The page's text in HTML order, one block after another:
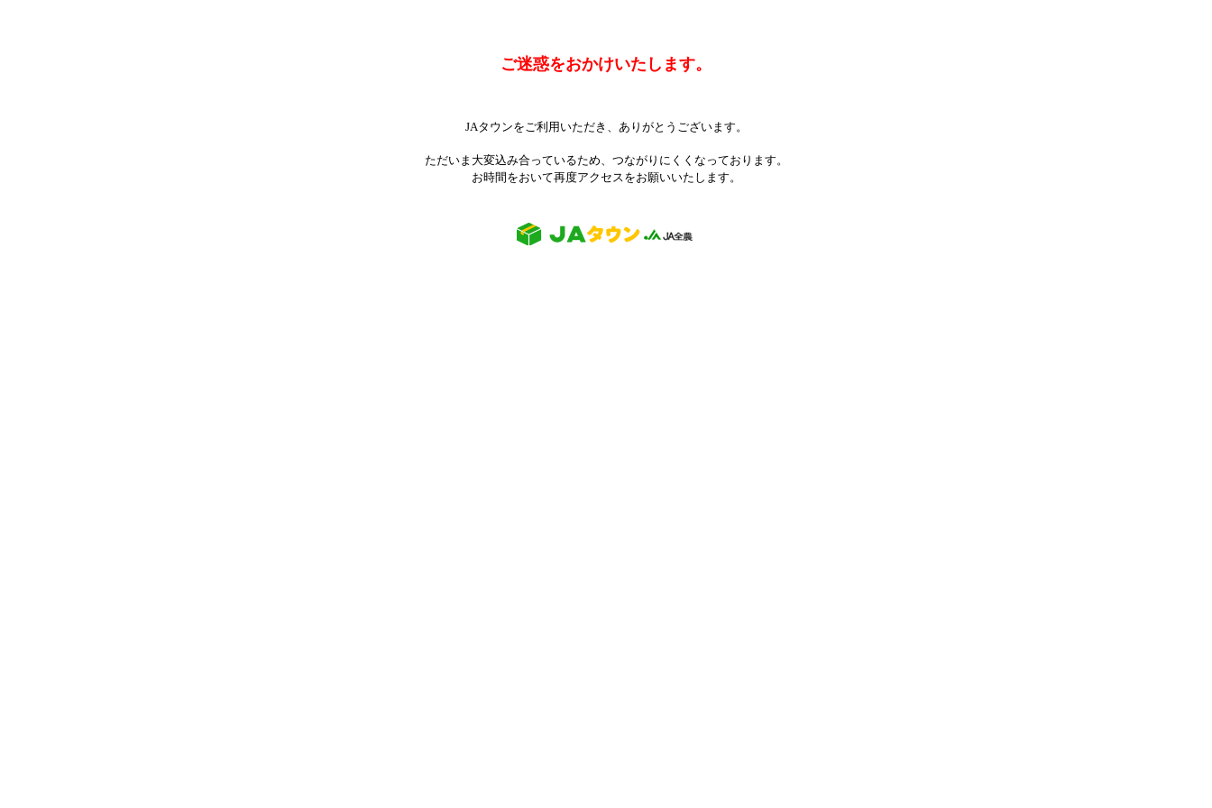
ご迷惑をおかけいたします。
JAタウンをご利用いただき、ありがとうございます。
ただいま大変込み合っているため、つながりにくくなっております。
お時間をおいて再度アクセスをお願いいたします。